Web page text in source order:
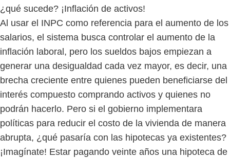
¿qué sucede? ¡Inflación de activos!
Al usar el INPC como referencia para el aumento de los
salarios, el sistema busca controlar el aumento de la
inflación laboral, pero los sueldos bajos empiezan a
generar una desigualdad cada vez mayor, es decir, una
brecha creciente entre quienes pueden beneficiarse del
interés compuesto comprando activos y quienes no
podrán hacerlo. Pero si el gobierno implementara
políticas para reducir el costo de la vivienda de manera
abrupta, ¿qué pasaría con las hipotecas ya existentes?
¡Imagínate! Estar pagando veinte años una hipoteca de